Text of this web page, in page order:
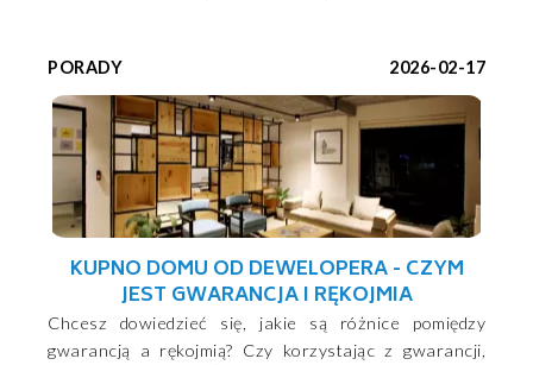
PORADY 2026-02-17
KUPNO DOMU OD DEWELOPERA - CZYM
JEST GWARANCJA I RĘKOJMIA
Chcesz dowiedzieć się, jakie są różnice pomiędzy
gwarancją a rękojmią? Czy korzystając z gwarancji,